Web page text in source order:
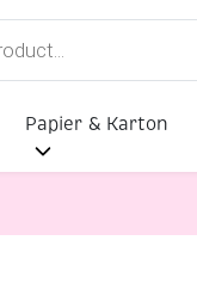
Papier & Karton